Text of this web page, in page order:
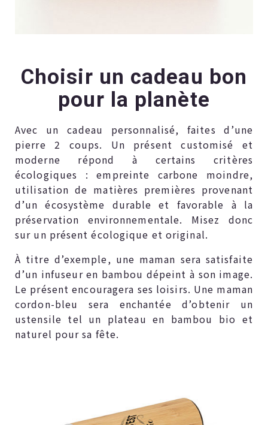
Choisir un cadeau bon
pour la planète
Avec un cadeau personnalisé, faites d’une
pierre 2 coups. Un présent customisé et
moderne répond à certains critères
écologiques : empreinte carbone moindre,
utilisation de matières premières provenant
d’un écosystème durable et favorable à la
préservation environnementale. Misez donc
sur un présent écologique et original.
À titre d’exemple, une maman sera satisfaite
d’un infuseur en bambou dépeint à son image.
Le présent encouragera ses loisirs. Une maman
cordon-bleu sera enchantée d’obtenir un
ustensile tel un plateau en bambou bio et
naturel pour sa fête.